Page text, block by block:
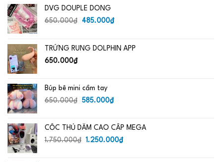
DVG DOUPLE DONG
650.000₫
Giá
650.000₫.
485.000₫Giá
là:
TRỨNG RUNG DOLPHIN APP
650.000₫
Búp bê mini cầm tay
650.000₫
Giá
650.000₫.
585.000₫Giá
là:
585.000₫.
CỐC THỦ DÂM CAO CẤP MEGA
1.750.000₫
Giá
1.250.000₫Giá